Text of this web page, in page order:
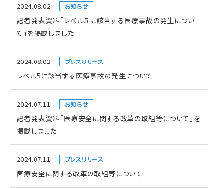
2024.08.02 お知らせ
記者発表資料「レベル５に該当する医療事故の発生につい
て」を掲載しました
2024.08.02 プレスリリース
レベル5に該当する医療事故の発生について
2024.07.11 お知らせ
記者発表資料「医療安全に関する改革の取組等について」を
掲載しました
2024.07.11 プレスリリース
医療安全に関する改革の取組等について